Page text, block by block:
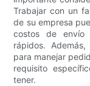
Trabajar con un
de su empresa
costos de envío
rápidos.
para manejar
requisito
tener.